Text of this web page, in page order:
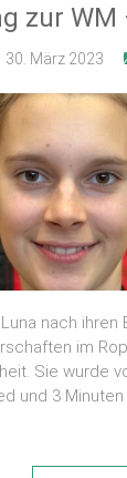
zur WM
30. März 2023
nach ihren
im
Sie wurde
und 3